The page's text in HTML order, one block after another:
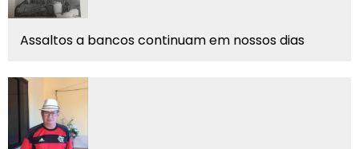
Assaltos a bancos continuam em nossos dias